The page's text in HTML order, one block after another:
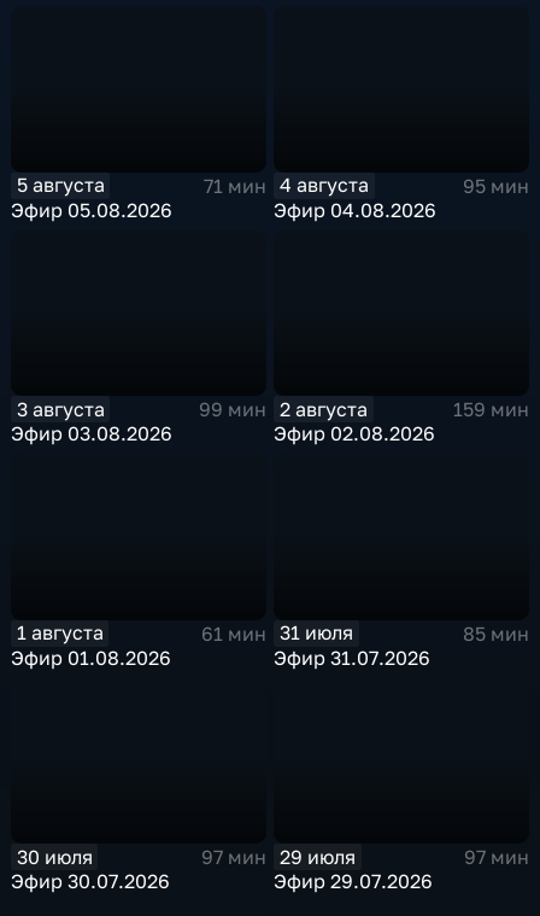
5 августа
71 мин
Эфир 05.08.2026
4 августа
95 мин
Эфир 04.08.2026
3 августа
99 мин
Эфир 03.08.2026
2 августа
159 мин
Эфир 02.08.2026
1 августа
61 мин
Эфир 01.08.2026
31 июля
85 мин
Эфир 31.07.2026
30 июля
97 мин
Эфир 30.07.2026
29 июля
97 мин
Эфир 29.07.2026